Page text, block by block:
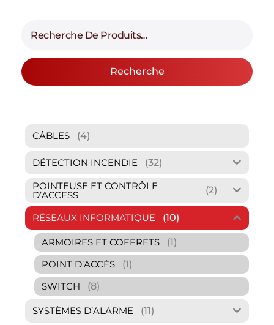
Recherche
CÂBLES (4)
DÉTECTION INCENDIE
(32)
POINTEUSE ET CONTRÔLE
D’ACCESS (2)
RÉSEAUX INFORMATIQUE (10)
ARMOIRES ET COFFRETS
(1)
POINT D’ACCÈS
(1)
SWITCH
(8)
SYSTÈMES D’ALARME (11)